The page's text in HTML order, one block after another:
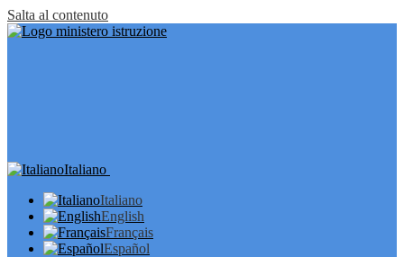
Salta al contenuto
Italiano
Italiano
English
Français
Español